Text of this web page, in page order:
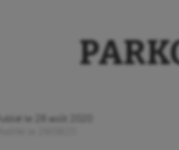
Publié le
28 août 2020